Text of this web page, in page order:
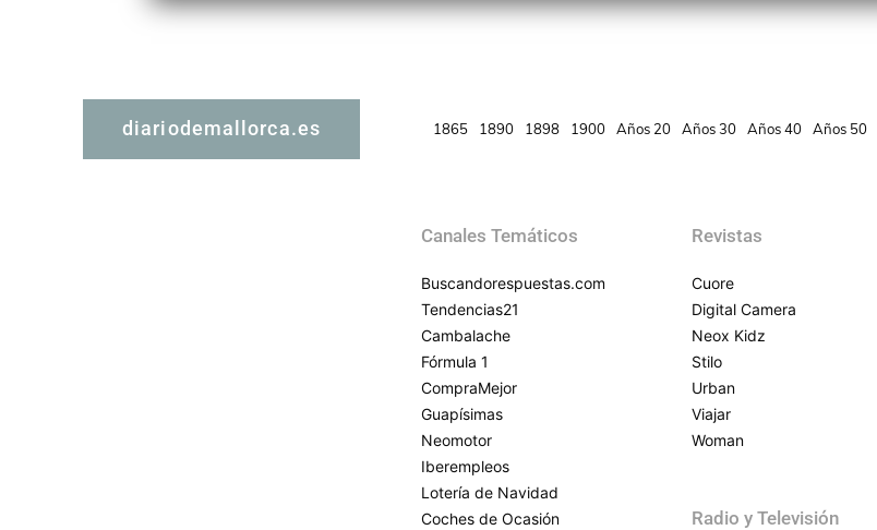
diariodemallorca.es 1865 1890 1898 1900 Años 20 Años 30 Años 40 Años 50
Canales Temáticos
Buscandorespuestas.com
Tendencias21
Cambalache
Fórmula 1
CompraMejor
Guapísimas
Neomotor
Iberempleos
Lotería de Navidad
Coches de Ocasión
Revistas
Cuore
Digital Camera
Neox Kidz
Stilo
Urban
Viajar
Woman
Radio y Televisión